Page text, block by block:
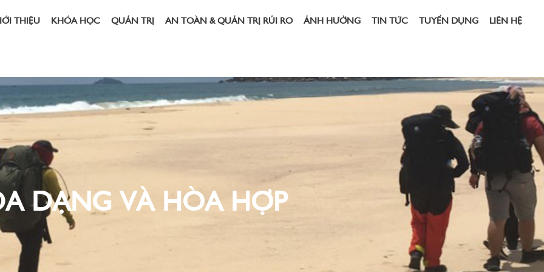
THIỆU KHÓA HỌC QUẢN TRỊ AN TOÀN & QUẢN TRỊ RỦI RO ẢNH HƯỞNG TIN TỨC TUYỂN DỤNG LIÊN HỆ
DẠNG VÀ HÒA HỢP